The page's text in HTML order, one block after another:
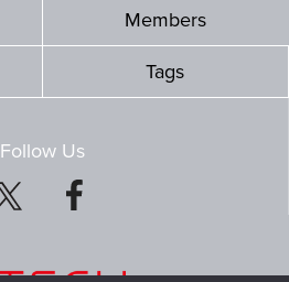
Members
Tags
Follow Us